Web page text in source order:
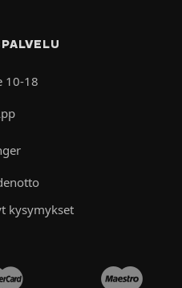
10-18
kysymykset